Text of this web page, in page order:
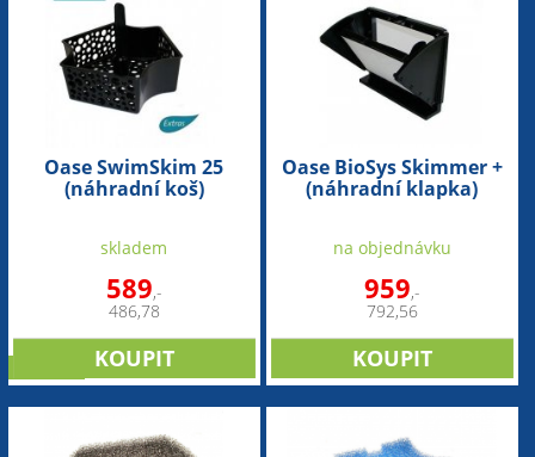
Oase SwimSkim 25
(náhradní koš)
skladem
589,-
486,78
Oase BioSys Skimmer +
(náhradní klapka)
na objednávku
959,-
792,56